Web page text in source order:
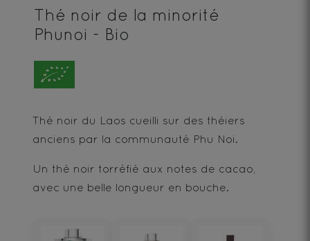
Thé noir de la minorité
Phunoi - Bio
Thé noir du Laos cueilli sur des théiers
anciens par la communauté Phu Noi.
Un thé noir torréfié aux notes de cacao,
avec une belle longueur en bouche.